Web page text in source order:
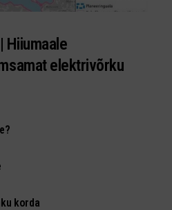
Hiiumaale
elektrivõrku
korda